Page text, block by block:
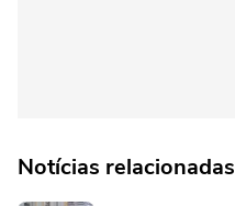
Notícias relacionadas